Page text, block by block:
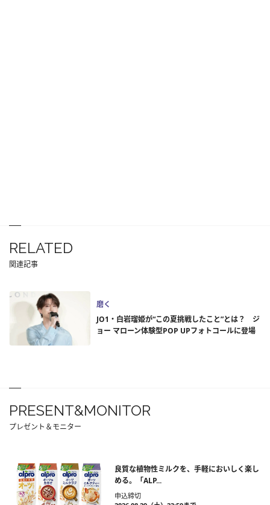
RELATED
関連記事
磨く
JO1・白岩瑠姫が“この夏挑戦したこと”とは？ ジ
ョー マローン体験型POP UPフォトコールに登場
PRESENT&MONITOR
プレゼント＆モニター
良質な植物性ミルクを、手軽においしく楽し
める。「ALP...
申込締切